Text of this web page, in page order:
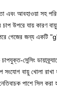
এবং আবহাওয়া সহ
উপরে যায় কারণ
পরে গেজের জন্য
চাপযুক্ত-সেন্সিং
সংযোগ বায়ু খোলা
পাশে সিল করা